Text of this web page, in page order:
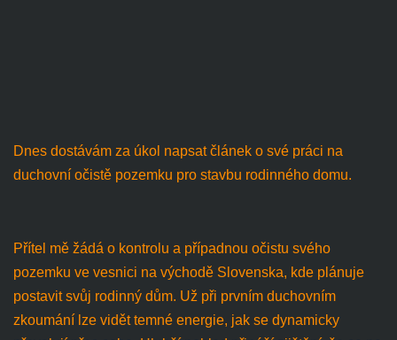
Dnes dostávám za úkol napsat článek o své práci na
duchovní očistě pozemku pro stavbu rodinného domu.
Přítel mě žádá o kontrolu a případnou očistu svého
pozemku ve vesnici na východě Slovenska, kde plánuje
postavit svůj rodinný dům. Už při prvním duchovním
zkoumání lze vidět temné energie, jak se dynamicky